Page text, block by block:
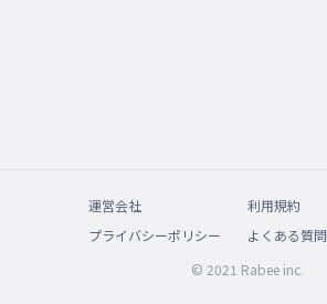
運営会社
利用規約
プライバシーポリシー
よくある質問
© 2021 Rabee inc.